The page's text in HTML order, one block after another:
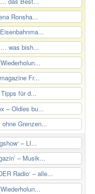
Ronsha...
… was bish...
Fr...
für d...
– Oldies bu...
ohne Grenzen...
– LI...
– Musik...
Radio‘ – alle...